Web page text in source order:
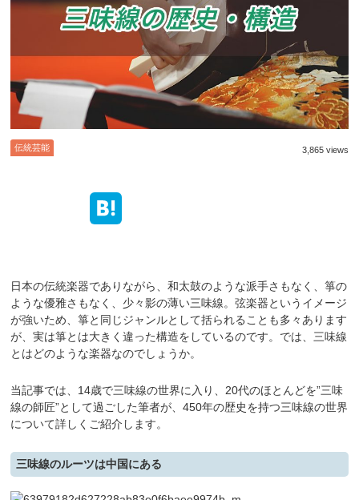
伝統芸能 3,865 views
日本の伝統楽器でありながら、和太鼓のような派手さもなく、箏の
ような優雅さもなく、少々影の薄い三味線。弦楽器というイメージ
が強いため、箏と同じジャンルとして括られることも多々あります
が、実は箏とは大きく違った構造をしているのです。では、三味線
とはどのような楽器なのでしょうか。
当記事では、14歳で三味線の世界に入り、20代のほとんどを”三味
線の師匠”として過ごした筆者が、450年の歴史を持つ三味線の世界
について詳しくご紹介します。
三味線のルーツは中国にある